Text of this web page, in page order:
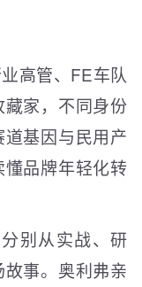
高管、FE车队
家，不同身份
基因与民用产
品牌年轻化转
别从实战、研
事。奥利弗亲